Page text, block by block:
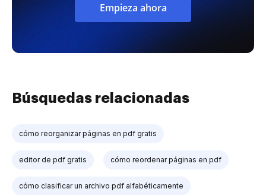
Empieza ahora
Búsquedas relacionadas
cómo reorganizar páginas en pdf gratis
editor de pdf gratis cómo reordenar páginas en pdf
cómo clasificar un archivo pdf alfabéticamente